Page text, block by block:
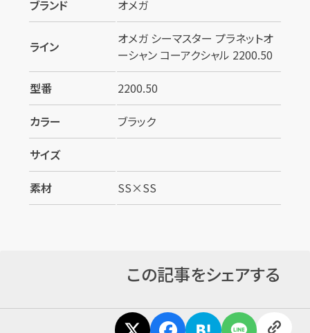
ブランド オメガ
ライン
オメガ シーマスター プラネットオ
ーシャン コーアクシャル 2200.50
型番
2200.50
カラー
ブラック
サイズ
素材
SS×SS
この記事をシェアする